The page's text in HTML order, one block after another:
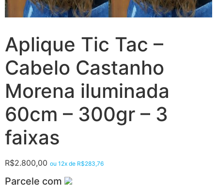
Aplique Tic Tac –
Cabelo Castanho
Morena iluminada
60cm – 300gr – 3
faixas
R$2.800,00 ou 12x de R$283,76
Parcele com